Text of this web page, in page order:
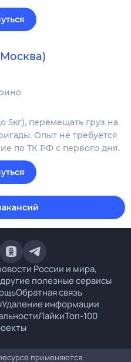
5кг), перемещать груз на
Опыт не требуется
по ТК РФ с первого дня.
России и мира,
полезные сервисы
Обратная связь
Удаление информации
ЛайкиТоп-100
применяются